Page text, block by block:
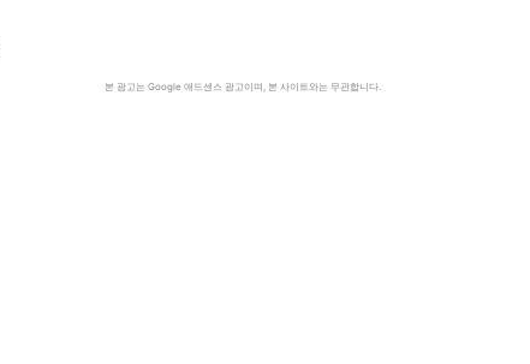
본 광고는 Google 애드센스 광고이며, 본 사이트와는 무관합니다.